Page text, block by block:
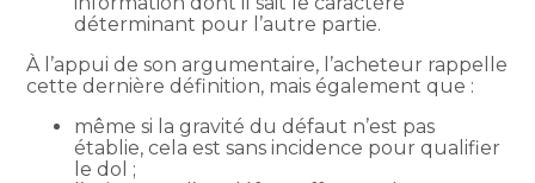
déterminant pour l’autre partie.
À l’appui de son argumentaire, l’acheteur rappelle
cette dernière définition, mais également que :
même si la gravité du défaut n’est pas
établie, cela est sans incidence pour qualifier
le dol ;